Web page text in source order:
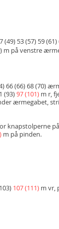
53 (57) 59
m på venstre
66 (66) 68 (70)
(93)97 (101) m r,
ærmegabet,
knapstolperne
m på pinden.
107 (111) m vr,